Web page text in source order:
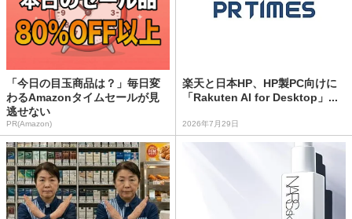
「今日の目玉商品は？」毎日変
わるAmazonタイムセールが見
逃せない
PR(Amazon)
楽天と日本HP、HP製PC向けに
「Rakuten AI for Desktop」...
2026年7月29日